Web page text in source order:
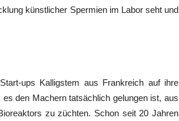
künstlicher Spermien im Labor seht und
ups Kalligstem aus Frankreich auf ihre
den Machern tatsächlich gelungen ist, aus
zu züchten. Schon seit 20 Jahren